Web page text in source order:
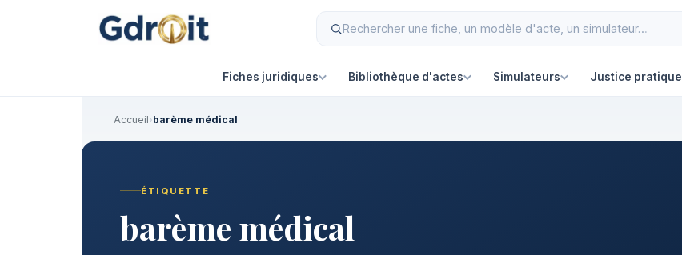
Fiches juridiques Bibliothèque d'actes Simulateurs Justice pratique
Accueil›barème médical
ÉTIQUETTE
barème médical